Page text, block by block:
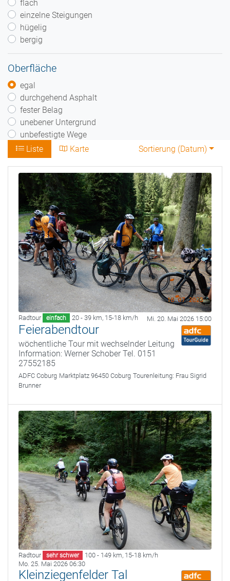
flach
einzelne Steigungen
hügelig
bergig
Oberfläche
egal
durchgehend Asphalt
fester Belag
unebener Untergrund
unbefestigte Wege
Liste
Karte Sortierung (Datum)
Radtour einfach 20 - 39 km, 15-18 km/h Mi. 20. Mai 2026 15:00
Feierabendtour
wöchentliche Tour mit wechselnder Leitung
Information: Werner Schober Tel. 0151
27552185
ADFC Coburg Marktplatz 96450 Coburg Tourenleitung: Frau Sigrid
Brunner
Radtour sehr schwer 100 - 149 km, 15-18 km/h
Mo. 25. Mai 2026 06:30
Kleinziegenfelder Tal